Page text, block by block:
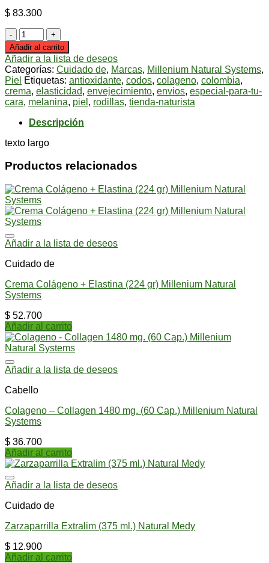
$ 83.300
Radiant
Skin
Vit
C
&
Serum
(externo
-
60
Twist
Cap.)
Natural
cantidad
Añadir al carrito
Añadir a la lista de deseos
Categorías: Cuidado de, Marcas, Millenium Natural Systems,
Piel Etiquetas: antioxidante, codos, colageno, colombia,
crema, elasticidad, envejecimiento, envios, especial-para-tu-
cara, melanina, piel , rodillas, tienda-naturista
Descripción
texto largo
Productos relacionados
Añadir a la lista de deseos
Cuidado de
Crema Colágeno + Elastina (224 gr) Millenium Natural
Systems
$ 52.700
Añadir al carrito
Añadir a la lista de deseos
Cabello
Colageno – Collagen 1480 mg. (60 Cap.) Millenium Natural
Systems
$ 36.700
Añadir al carrito
Añadir a la lista de deseos
Cuidado de
Zarzaparrilla Extralim (375 ml.) Natural Medy
$ 12.900
Añadir al carrito